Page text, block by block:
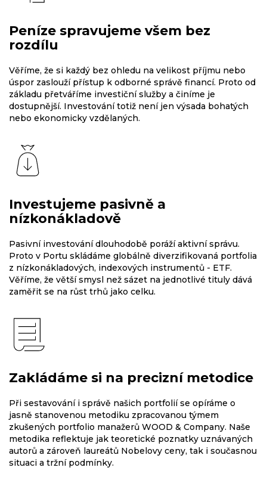
Peníze spravujeme všem bez
rozdílu
Věříme, že si každý bez ohledu na velikost příjmu nebo
úspor zaslouží přístup k odborné správě financí. Proto od
základu přetváříme investiční služby a činíme je
dostupnější. Investování totiž není jen výsada bohatých
nebo ekonomicky vzdělaných.
Investujeme pasivně a
nízkonákladově
Pasivní investování dlouhodobě poráží aktivní správu.
Proto v Portu skládáme globálně diverzifikovaná portfolia
z nízkonákladových, indexových instrumentů - ETF.
Věříme, že větší smysl než sázet na jednotlivé tituly dává
zaměřit se na růst trhů jako celku.
Zakládáme si na precizní metodice
Při sestavování i správě našich portfolií se opíráme o
jasně stanovenou metodiku zpracovanou týmem
zkušených portfolio manažerů WOOD & Company. Naše
metodika reflektuje jak teoretické poznatky uznávaných
autorů a zároveň laureátů Nobelovy ceny, tak i současnou
situaci a tržní podmínky.